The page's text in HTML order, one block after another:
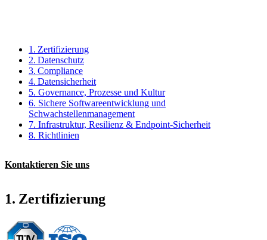
1. Zertifizierung
2. Datenschutz
3. Compliance
4. Datensicherheit
5. Governance, Prozesse und Kultur
6. Sichere Softwareentwicklung und
Schwachstellenmanagement
7. Infrastruktur, Resilienz & Endpoint-Sicherheit
8. Richtlinien
Kontaktieren Sie uns
1. Zertifizierung